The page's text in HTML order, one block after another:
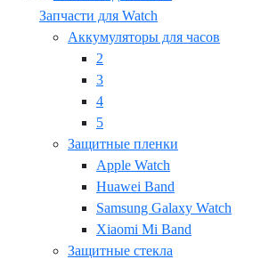
Запчасти для Watch
Аккумуляторы для часов
2
3
4
5
Защитные пленки
Apple Watch
Huawei Band
Samsung Galaxy Watch
Xiaomi Mi Band
Защитные стекла